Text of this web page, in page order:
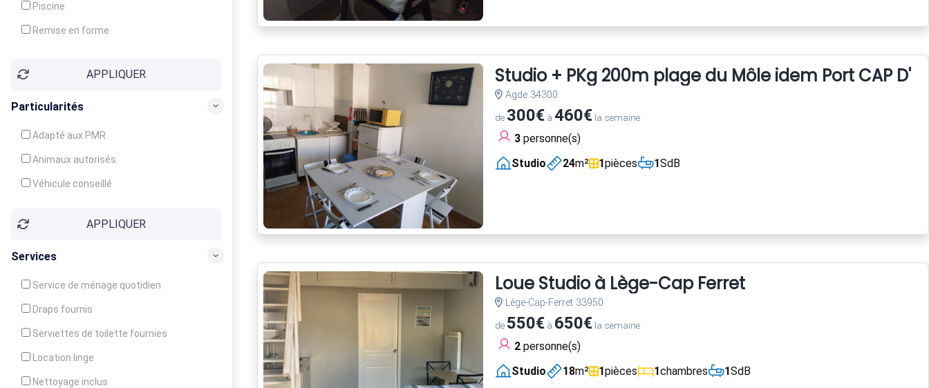
Piscine
Remise en forme
Soins du corpsAPPLIQUER
Particularités
Adapté aux PMR
Animaux autorisés
Véhicule conseillé
APPLIQUER
Services
Service de ménage quotidien
Draps fournis
Serviettes de toilette fournies
Location linge
Nettoyage inclus
Studio + PKg 200m plage du Môle idem Port CAP
Agde 34300
de 300€à 460€la semaine
3personne(s)
Studio
24m² 1pièces 1SdB
Loue Studio à Lège-Cap Ferret
Lège-Cap-Ferret 33950
de 550€à 650€la semaine
2personne(s)
Studio
18m² 1pièces 1chambres 1SdB